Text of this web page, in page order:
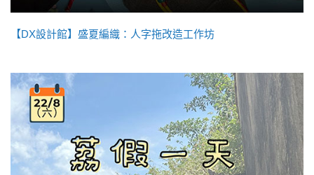
【DX設計館】盛夏編織：人字拖改造工作坊